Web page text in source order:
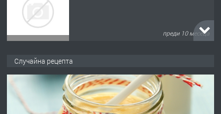
преди 10 месеца
преди 11 месеца
Случайна рецепта